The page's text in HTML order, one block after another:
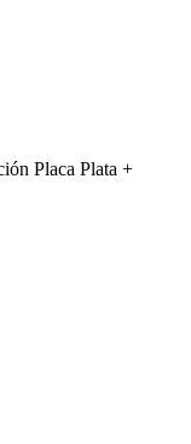
Placa Plata +